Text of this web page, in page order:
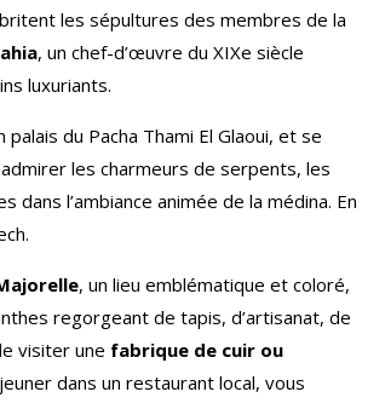
les sépultures des membres de la
, un chef-d’œuvre du XIXe siècle
luxuriants.
palais du Pacha Thami El Glaoui, et se
les charmeurs de serpents, les
l’ambiance animée de la médina. En
, un lieu emblématique et coloré,
regorgeant de tapis, d’artisanat, de
visiter une fabrique de cuir ou
dans un restaurant local, vous